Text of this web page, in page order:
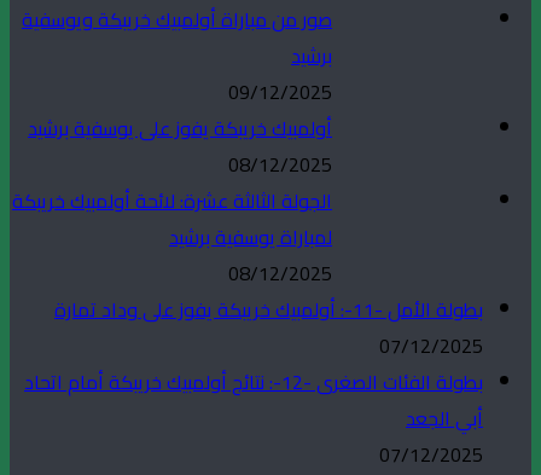
صور من مباراة أولمبيك خريبكة ويوسفية
برشيد
09/12/2025
أولمبيك خريبكة يفوز على يوسفية برشيد
08/12/2025
الجولة الثالثة عشرة: لائحة أولمبيك خريبكة
لمباراة يوسفية برشيد
08/12/2025
بطولة الأمل -11-: أولمبيك خريبكة يفوز على وداد تمارة
07/12/2025
بطولة الفئات الصغرى -12-: نتائج أولمبيك خريبكة أمام اتحاد
أبي الجعد
07/12/2025